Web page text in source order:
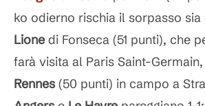
ko odierno rischia il sorpasso
Lionedi Fonseca (51 punti), che
farà visita al Paris Saint-
Rennes (50 punti) in campo a